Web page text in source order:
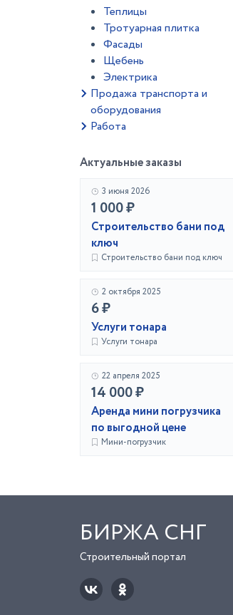
Теплицы
Тротуарная плитка
Фасады
Щебень
Электрика
Продажа транспорта и
оборудования
Работа
Актуальные заказы
3 июня 2026
1 000 ₽
Строительство бани под
ключ
Строительство бани под ключ
2 октября 2025
6 ₽
Услуги тонара
Услуги тонара
22 апреля 2025
14 000 ₽
Аренда мини погрузчика
по выгодной цене
Мини-погрузчик
БИРЖА СНГ
Строительный портал